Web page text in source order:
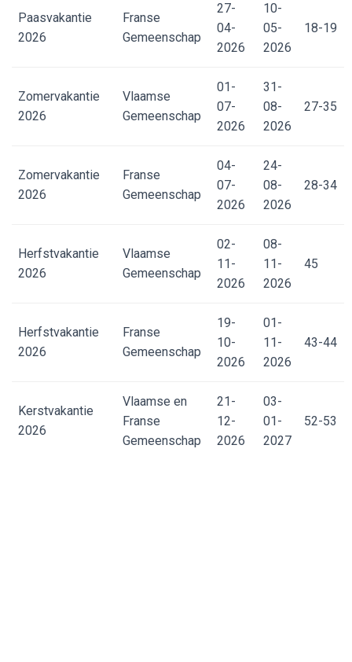
Paasvakantie
2026
Franse
Gemeenschap
27-
04-
2026
10-
05-
2026
18-19
Zomervakantie
2026
Vlaamse
Gemeenschap
01-
07-
2026
31-
08-
2026
27-35
Zomervakantie
2026
Franse
Gemeenschap
04-
07-
2026
24-
08-
2026
28-34
Herfstvakantie
2026
Vlaamse
Gemeenschap
02-
11-
2026
08-
11-
2026
45
Herfstvakantie
2026
Franse
Gemeenschap
19-
10-
2026
01-
11-
2026
43-44
Kerstvakantie
2026
Vlaamse en
Franse
Gemeenschap
21-
12-
2026
03-
01-
2027
52-53